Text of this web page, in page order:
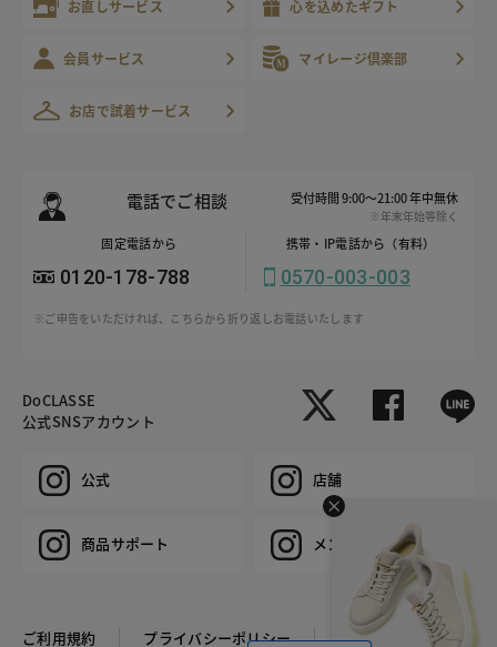
お直しサービス 心を込めたギフト
会員サービス マイレージ倶楽部
お店で試着サービス
電話でご相談 受付時間 9:00～21:00 年中無休
※年末年始等除く
固定電話から
0120-178-788
携帯・IP電話から（有料）
0570-003-003
※ご申告をいただければ、こちらから折り返しお電話いたします
DoCLASSE
公式SNSアカウント
公式 店舗
商品サポート メンズ
ご利用規約 プライバシーポリシー